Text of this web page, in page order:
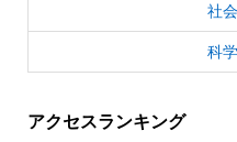
社
科
アクセスランキング